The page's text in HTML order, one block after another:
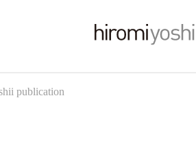
publication